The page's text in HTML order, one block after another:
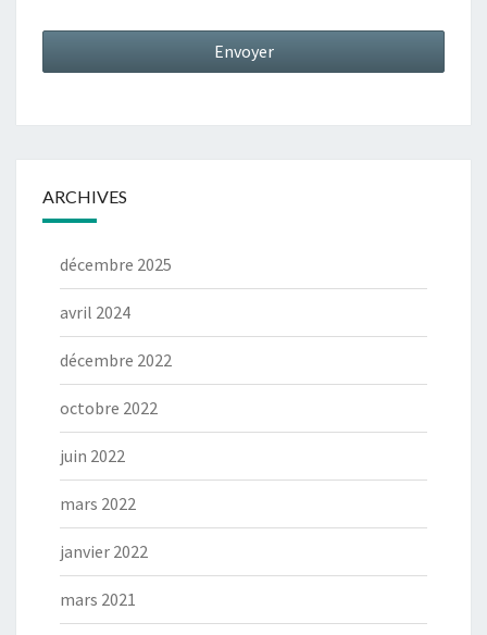
ARCHIVES
décembre 2025
avril 2024
décembre 2022
octobre 2022
juin 2022
mars 2022
janvier 2022
mars 2021